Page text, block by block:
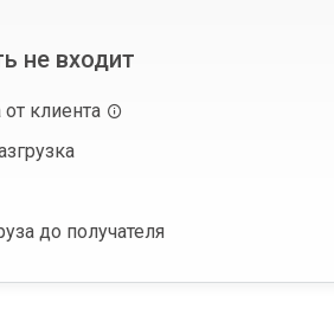
не входит
от клиента
до получателя